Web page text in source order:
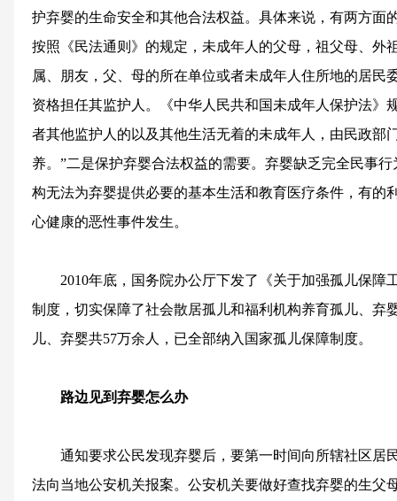
护弃婴的生命安全和其他合法权益。具体来说，有两方面
按照《民法通则》的规定，未成年人的父母，祖父母、外
属、朋友，父、母的所在单位或者未成年人住所地的居民
资格担任其监护人。《中华人民共和国未成年人保护法》
者其他监护人的以及其他生活无着的未成年人，由民政部
养。”二是保护弃婴合法权益的需要。弃婴缺乏完全民事
构无法为弃婴提供必要的基本生活和教育医疗条件，有的
心健康的恶性事件发生。
2010年底，国务院办公厅下发了《关于加强孤儿保障
制度，切实保障了社会散居孤儿和福利机构养育孤儿、弃
儿、弃婴共57万余人，已全部纳入国家孤儿保障制度。
路边见到弃婴怎么办
通知要求公民发现弃婴后，要第一时间向所辖社区居
法向当地公安机关报案。公安机关要做好查找弃婴的生父